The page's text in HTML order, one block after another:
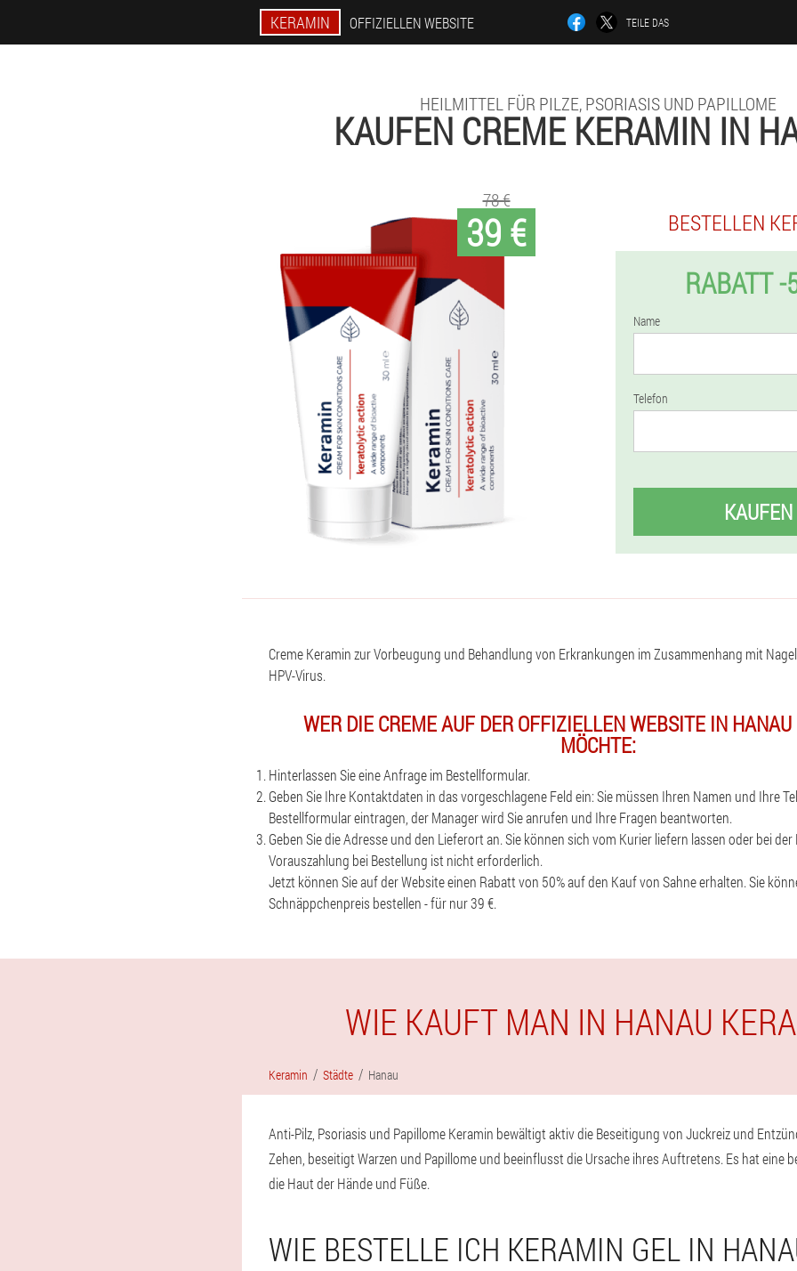
KERAMIN OFFIZIELLEN WEBSITE TEILE DAS
HEILMITTEL FÜR PILZE, PSORIASIS UND PAPILLOME
KAUFEN CREME KERAMIN IN
39 €
78 €
BESTELLEN
RABATT -
Name
Telefon
KAUFEN
Creme Keramin zur Vorbeugung und Behandlung von Erkrankungen im Zusammenhang mit
HPV-Virus.
WER DIE CREME AUF DER OFFIZIELLEN WEBSITE IN
MÖCHTE:
Hinterlassen Sie eine Anfrage im Bestellformular.
Geben Sie Ihre Kontaktdaten in das vorgeschlagene Feld ein: Sie müssen Ihren Namen und Ihre
Bestellformular eintragen, der Manager wird Sie anrufen und Ihre Fragen beantworten.
Geben Sie die Adresse und den Lieferort an. Sie können sich vom Kurier liefern lassen oder bei
Vorauszahlung bei Bestellung ist nicht erforderlich.
Jetzt können Sie auf der Website einen Rabatt von 50% auf den Kauf von Sahne erhalten. Sie
Schnäppchenpreis bestellen - für nur 39 €.
WIE KAUFT MAN IN HANAU
Keramin Städte Hanau
Anti-Pilz, Psoriasis und Papillome Keramin bewältigt aktiv die Beseitigung von Juckreiz und
Zehen, beseitigt Warzen und Papillome und beeinflusst die Ursache ihres Auftretens. Es hat eine
die Haut der Hände und Füße.
WIE BESTELLE ICH KERAMIN GEL IN